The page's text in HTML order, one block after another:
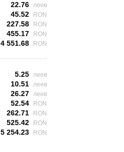
22.76 леев
45.52 RON
227.58 RON
455.17 RON
4 551.68 RON
5.25 леев
10.51 леев
26.27 леев
52.54 RON
262.71 RON
525.42 RON
5 254.23 RON